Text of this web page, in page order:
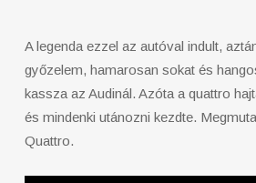
A legenda ezzel az autóval indult,
győzelem, hamarosan sokat és
kassza az Audinál. Azóta a quattro
és mindenki utánozni kezdte.
Quattro.